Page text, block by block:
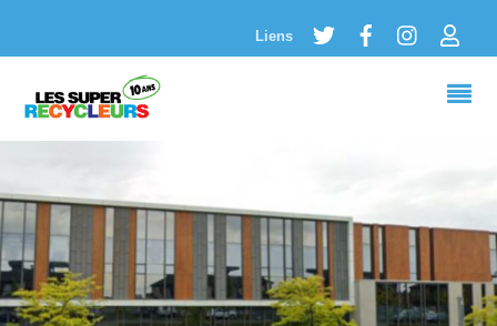
Liens
Twitter FacebookInstagram